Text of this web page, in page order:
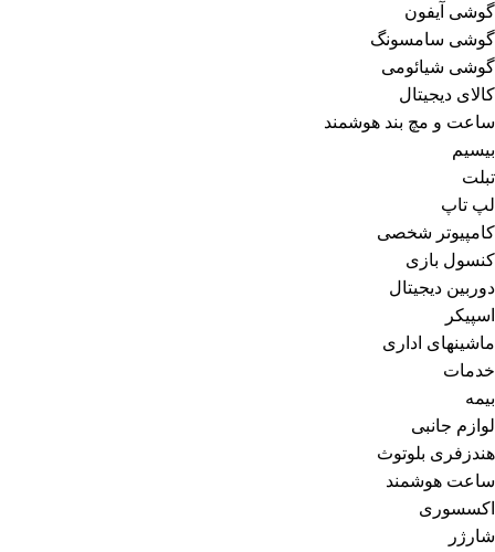
گوشی آیفون
گوشی سامسونگ
گوشی شیائومی
کالای دیجیتال
ساعت و مچ بند هوشمند
بیسیم
تبلت
لپ تاپ
کامپیوتر شخصی
کنسول بازی
دوربین دیجیتال
اسپیکر
ماشینهای اداری
خدمات
بیمه
لوازم جانبی
هندزفری بلوتوث
ساعت هوشمند
اکسسوری
شارژر